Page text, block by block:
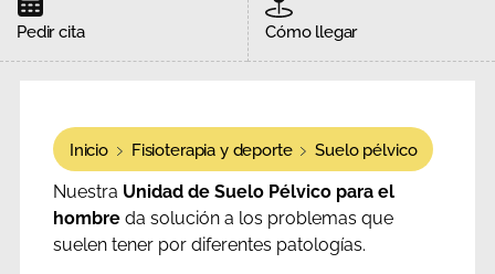
Pedir cita Cómo llegar
Inicio Fisioterapia y deporte Suelo pélvico
Nuestra Unidad de Suelo Pélvico para el
hombreda solución a los problemas que
suelen tener por diferentes patologías.